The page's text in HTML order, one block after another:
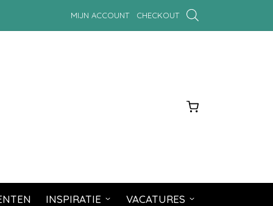
MIJN ACCOUNT CHECKOUT
INSPIRATIE VACATURES